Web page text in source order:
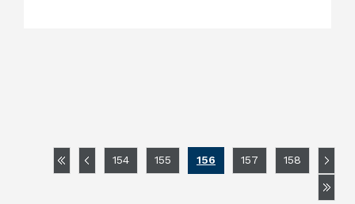
154 155 156 157 158